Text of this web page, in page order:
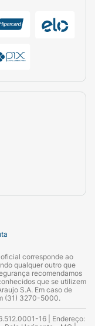
corresponde ao
qualquer outro que
recomendamos
que se utilizem
S.A. Em caso de
(31) 3270-5000.
16 | Endereço: